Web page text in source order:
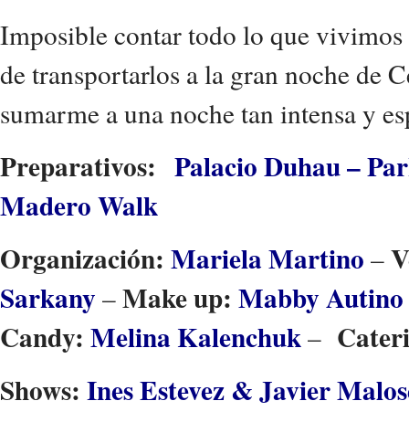
Imposible contar todo lo que vivimos
de transportarlos a la gran noche de
sumarme a una noche tan intensa y
Preparativos: Palacio Duhau –
Madero Walk
Organización: Mariela Martino –
Sarkany –Make up: Mabby Autino
Candy: Melina Kalenchuk–
Shows: Ines Estevez & Javier